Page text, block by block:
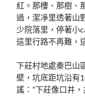
紅。那樓、那樹、
過，潔凈里透著山
少院落里，停著小
這里行路不再難，
下莊村地處秦巴山
壁，坑底距坑沿有
謠：“下莊像口井